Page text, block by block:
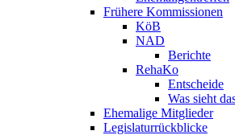
Frühere Kommissionen
KöB
NAD
Berichte
RehaKo
Entscheide
Was sieht
Ehemalige Mitglieder
Legislaturrückblicke